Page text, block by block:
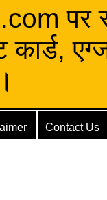
पर
कार्ड,
Contact Us